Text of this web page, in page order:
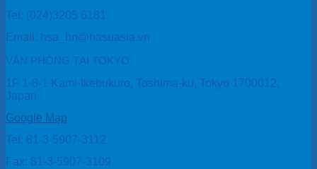
Tel: (024)3205 6181
Email: hsa_hn@hasuasia.vn
VĂN PHÒNG TẠI TOKYO
1F 1-8-1 Kami-Ikebukuro, Toshima-ku, Tokyo 1700012,
Japan
Google Map
Tel: 81-3-5907-3112
Fax: 81-3-5907-3109